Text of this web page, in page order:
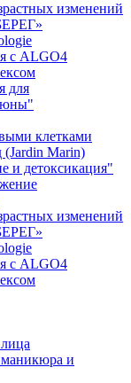
изменений
с ALGO4
для
клетками
(Jardin Marin)
и детоксикация"
изменений
с ALGO4
и